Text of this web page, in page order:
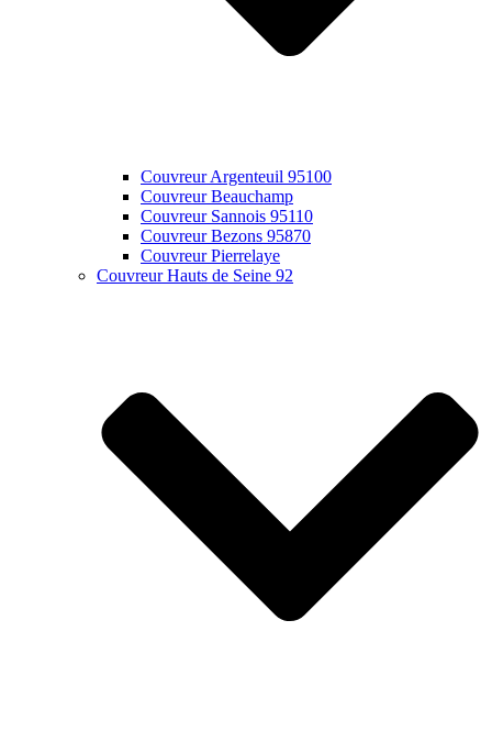
Couvreur Argenteuil 95100
Couvreur Beauchamp
Couvreur Sannois 95110
Couvreur Bezons 95870
Couvreur Pierrelaye
Couvreur Hauts de Seine 92